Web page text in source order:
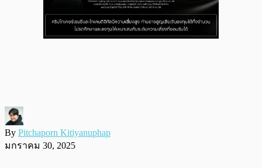
By Pitchaporn Kitiyanuphap
มกราคม 30, 2025